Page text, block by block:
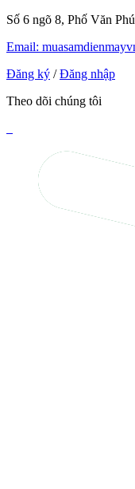
Số 6 ngõ 8, Phố Văn
Email:
Đăng ký / Đăng nhập
Theo dõi chúng tôi